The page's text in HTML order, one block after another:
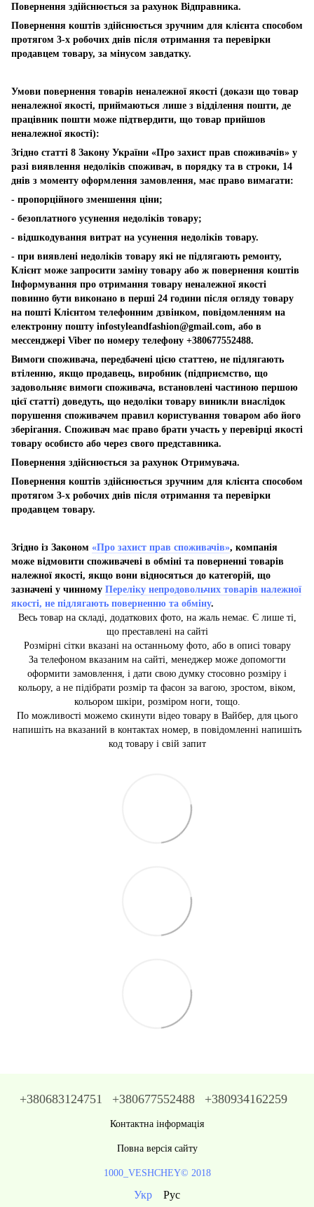
Повернення здійснюється за рахунок Відправника.
Повернення коштів здійснюється зручним для клієнта способом
протягом 3-х робочих днів після отримання та перевірки
продавцем товару, за мінусом завдатку.
Умови повернення товарів неналежної якості (докази що товар
неналежної якості, приймаються лише з відділення пошти, де
працівник пошти може підтвердити, що товар прийшов
неналежної якості):
Згідно статті 8 Закону України «Про захист прав споживачів» у
разі виявлення недоліків споживач, в порядку та в строки, 14
днів з моменту оформлення замовлення, має право вимагати:
- пропорційного зменшення ціни;
- безоплатного усунення недоліків товару;
- відшкодування витрат на усунення недоліків товару.
- при виявлені недоліків товару які не підлягають ремонту,
Клієнт може запросити заміну товару або ж повернення коштів
Інформування про отримання товару неналежної якості
повинно бути виконано в перші 24 години після огляду товару
на пошті Клієнтом телефонним дзвінком, повідомленням на
електронну пошту infostyleandfashion@gmail.com, або в
мессенджері Viber по номеру телефону +380677552488.
Вимоги споживача, передбачені цією статтею, не підлягають
втіленню, якщо продавець, виробник (підприємство, що
задовольняє вимоги споживача, встановлені частиною першою
цієї статті) доведуть, що недоліки товару виникли внаслідок
порушення споживачем правил користування товаром або його
зберігання. Споживач має право брати участь у перевірці якості
товару особисто або через свого представника.
Повернення здійснюється за рахунок Отримувача.
Повернення коштів здійснюється зручним для клієнта способом
протягом 3-х робочих днів після отримання та перевірки
продавцем товару.
Згідно із Законом «Про захист прав споживачів», компанія
може відмовити споживачеві в обміні та поверненні товарів
належної якості, якщо вони відносяться до категорій, що
зазначені у чинному Переліку непродовольчих товарів належної
якості, не підлягають поверненню та обміну.
Весь товар на складі, додаткових фото, на жаль немає. Є лише ті,
що преставлені на сайті
Розмірні сітки вказані на останньому фото, або в описі товару
За телефоном вказаним на сайті, менеджер може допомогти
оформити замовлення, і дати свою думку стосовно розміру і
кольору, а не підібрати розмір та фасон за вагою, зростом, віком,
кольором шкіри, розміром ноги, тощо.
По можливості можемо скинути відео товару в Вайбер, для цього
напишіть на вказаний в контактах номер, в повідомленні напишіть
код товару і свій запит
+380683124751 +380677552488 +380934162259
Контактна інформація
Повна версія сайту
1000_VESHCHEY© 2018
Укр Рус